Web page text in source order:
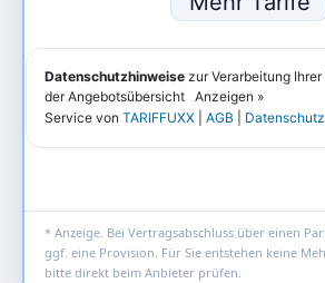
* Anzeige. Bei Vertragsabschluss über einen
ggf. eine Provision. Für Sie entstehen keine
bitte direkt beim Anbieter prüfen.